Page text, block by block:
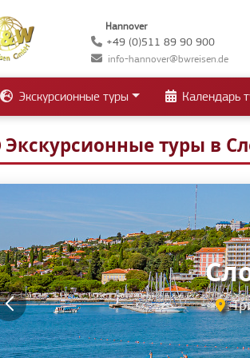
Hannover
+49 (0)511 89 90 900
info-hannover@bwreisen.de
Экскурсионные туры Календарь
Экскурсионные туры в
Любляна •